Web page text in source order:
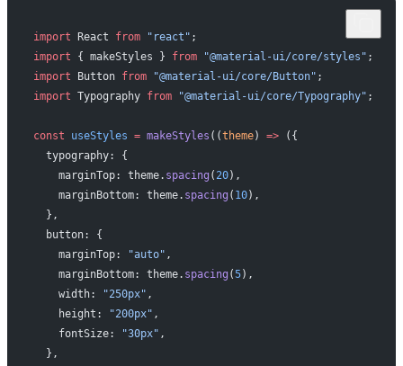
import React from "react" ;
import { makeStyles } from "@material-ui/core/styles" ;
import Button from "@material-ui/core/Button" ;
import Typography from "@material-ui/core/Typography" ;
const useStyles = makeStyles ((theme) => ({
  typography: {
    marginTop: theme.
spacing ( 20),
    marginBottom: theme.
spacing ( 10),
  },
  button: {
    marginTop:
"auto" ,
    marginBottom: theme.
spacing (5),
    width:
"250px" ,
    height:
"200px" ,
    fontSize:
"30px" ,
  },